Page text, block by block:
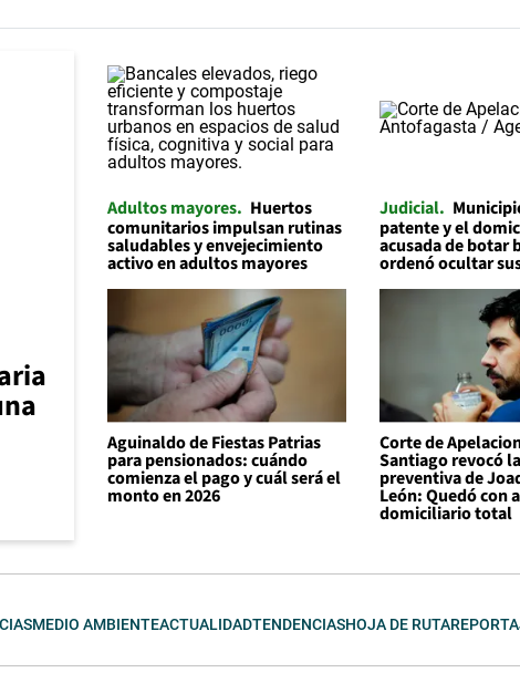
Adultos mayores
Huertos
comunitarios impulsan rutinas
saludables y envejecimiento
activo en adultos mayores
Judicial
patente y el
acusada de botar
ordenó ocultar
Aguinaldo de Fiestas Patrias
para pensionados: cuándo
comienza el pago y cuál será el
monto en 2026
Corte de
Santiago revocó
preventiva de
León: Quedó con
domiciliario total
MEDIO AMBIENTEACTUALIDADTENDENCIASHOJA DE RUTA